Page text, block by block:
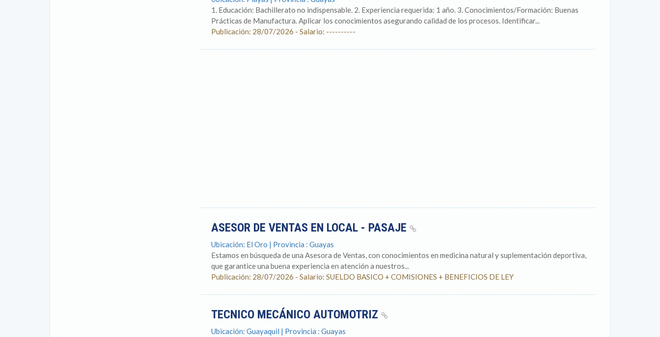
1. Educación: Bachillerato no indispensable. 2. Experiencia requerida: 1 año. 3. Conocimientos/Formación: Buenas
Prácticas de Manufactura. Aplicar los conocimientos asegurando calidad de los procesos. Identificar...
Publicación: 28/07/2026 - Salario: ----------
ASESOR DE VENTAS EN LOCAL - PASAJE
Ubicación: El Oro | Provincia : Guayas
Estamos en búsqueda de una Asesora de Ventas, con conocimientos en medicina natural y suplementación deportiva,
que garantice una buena experiencia en atención a nuestros...
Publicación: 28/07/2026 - Salario: SUELDO BASICO + COMISIONES + BENEFICIOS DE LEY
TECNICO MECÁNICO AUTOMOTRIZ
Ubicación: Guayaquil | Provincia : Guayas